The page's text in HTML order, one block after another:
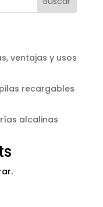
ventajas y usos
recargables
alcalinas